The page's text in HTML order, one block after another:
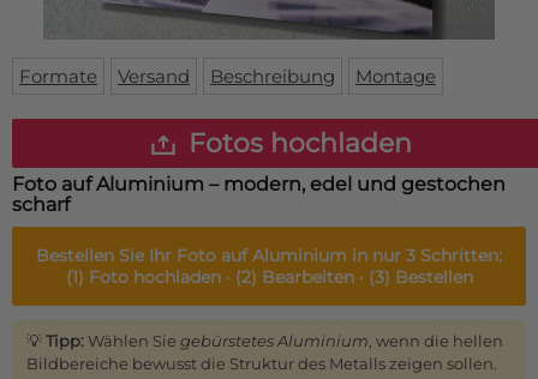
Fußmatte
Bodenmatte
Custom skateboard deck
Über uns
Login
WhatsApp
Formate Versand Beschreibung Montage
Fotos hochladen
Foto auf Aluminium – modern, edel und gestochen
scharf
Bestellen Sie Ihr Foto auf Aluminium in nur 3 Schritten:
(1) Foto hochladen · (2) Bearbeiten · (3) Bestellen
💡Tipp:Wählen Sie gebürstetes Aluminium , wenn die hellen
Bildbereiche bewusst die Struktur des Metalls zeigen sollen.